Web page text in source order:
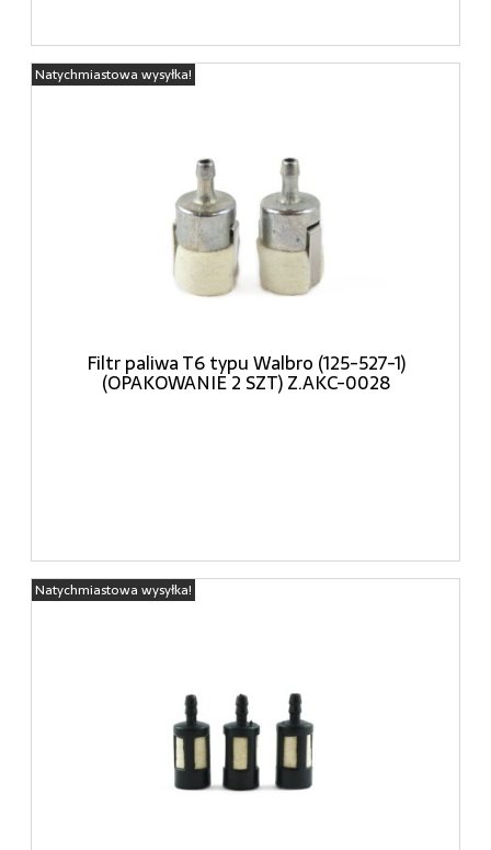
Filtr paliwa T6 typu Walbro (125-527-1)
(OPAKOWANIE 2 SZT) Z.AKC-0028
Natychmiastowa wysyłka!
Natychmiastowa wysyłka!